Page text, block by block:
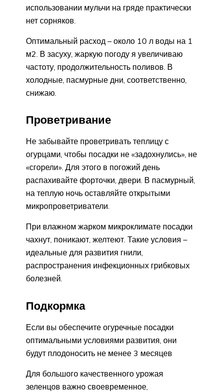
использовании мульчи на гряде практически
нет сорняков.
Оптимальный расход – около 10 л воды на 1
м2. В засуху, жаркую погоду я увеличиваю
частоту, продолжительность поливов. В
холодные, пасмурные дни, соответственно,
снижаю.
Проветривание
Не забывайте проветривать теплицу с
огурцами, чтобы посадки не «задохнулись», не
«сгорели». Для этого в погожий день
распахивайте форточки, двери. В пасмурный,
на теплую ночь оставляйте открытыми
микропроветриватели.
При влажном жарком микроклимате посадки
чахнут, поникают, желтеют. Такие условия –
идеальные для развития гнили,
распространения инфекционных грибковых
болезней.
Подкормка
Если вы обеспечите огуречные посадки
оптимальными условиями развития, они
будут плодоносить не менее 3 месяцев
Для большого качественного урожая
зеленцов важно своевременное,